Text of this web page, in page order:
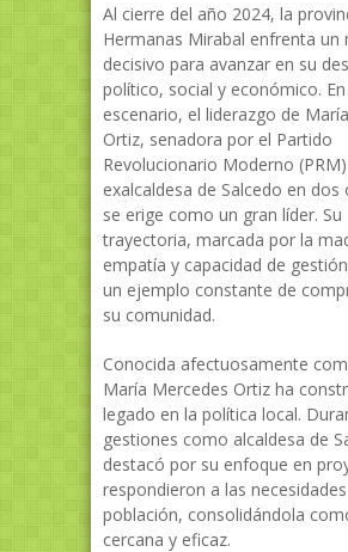
Al cierre del año 2024, la
Hermanas Mirabal enfrenta un
decisivo para avanzar en su
político, social y económico.
escenario, el liderazgo de
Ortiz, senadora por el Partido
Revolucionario Moderno
exalcaldesa de Salcedo en dos
se erige como un gran líder. Su
trayectoria, marcada por la
empatía y capacidad de
un ejemplo constante de
su comunidad.
Conocida afectuosamente
María Mercedes Ortiz ha
legado en la política local.
gestiones como alcaldesa de
destacó por su enfoque en
respondieron a las
población, consolidándola
cercana y eficaz.